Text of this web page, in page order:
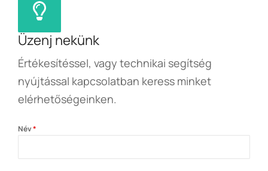
Üzenj nekünk
Értékesítéssel, vagy technikai segítség
nyújtással kapcsolatban keress minket
elérhetőségeinken.
Név*